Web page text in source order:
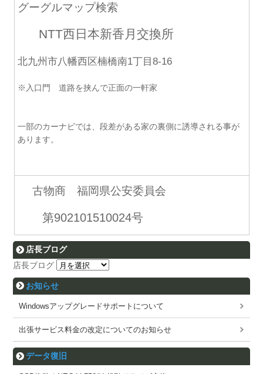
グーグルマップ検索
NTT西日本新香月交換所
北九州市八幡西区楠橋南1丁目8-16
※入口門 道路を挟んで正面の一軒家
一部のカーナビでは、段差がある家の裏側に誘導される事が
あります。
古物商 福岡県公安委員会
第902101510024号
店長ブログ
店長ブログ
お知らせ
Windowsアップグレードサポートについて
出張サービス料金の改定についてのお知らせ
データ復旧